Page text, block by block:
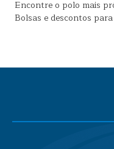
Encontre o polo mais
Bolsas e descontos